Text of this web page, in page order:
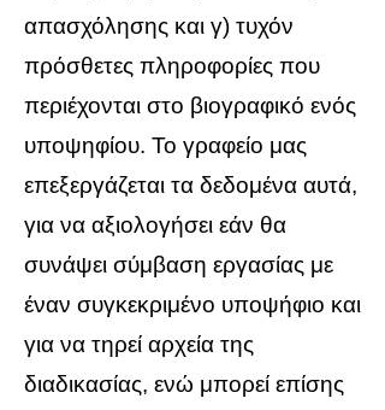
απασχόλησης και γ) τυχόν
πρόσθετες πληροφορίες που
περιέχονται στο βιογραφικό ενός
υποψηφίου. Το γραφείο μας
επεξεργάζεται τα δεδομένα αυτά,
για να αξιολογήσει εάν θα
συνάψει σύμβαση εργασίας με
έναν συγκεκριμένο υποψήφιο και
για να τηρεί αρχεία της
διαδικασίας, ενώ μπορεί επίσης